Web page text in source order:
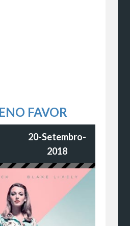
FAVOR
20-Setembro-
2018